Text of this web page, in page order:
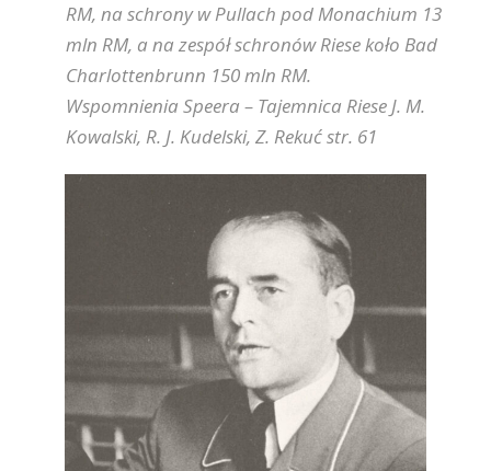
RM, na schrony w Pullach pod Monachium 13
mln RM, a na zespół schronów Riese koło Bad
Charlottenbrunn 150 mln RM.
Wspomnienia Speera – Tajemnica Riese J. M.
Kowalski, R. J. Kudelski, Z. Rekuć str. 61